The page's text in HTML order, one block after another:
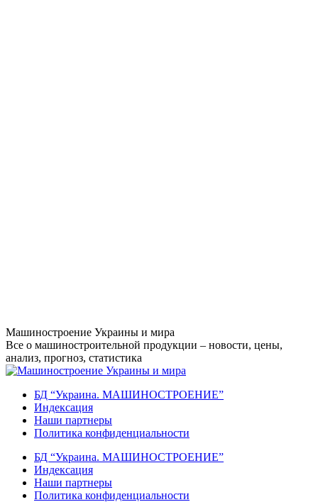
Перейти
к
содержанию
Машиностроение Украины и мира
Все о машиностроительной продукции – новости, цены,
анализ, прогноз, статистика
БД “Украина. МАШИНОСТРОЕНИЕ”
Индекcация
Наши партнеры
Политика конфиденциальности
БД “Украина. МАШИНОСТРОЕНИЕ”
Индекcация
Наши партнеры
Политика конфиденциальности